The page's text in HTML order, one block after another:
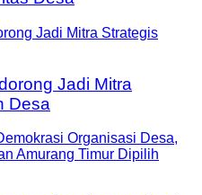
Jadi Mitra
Desa